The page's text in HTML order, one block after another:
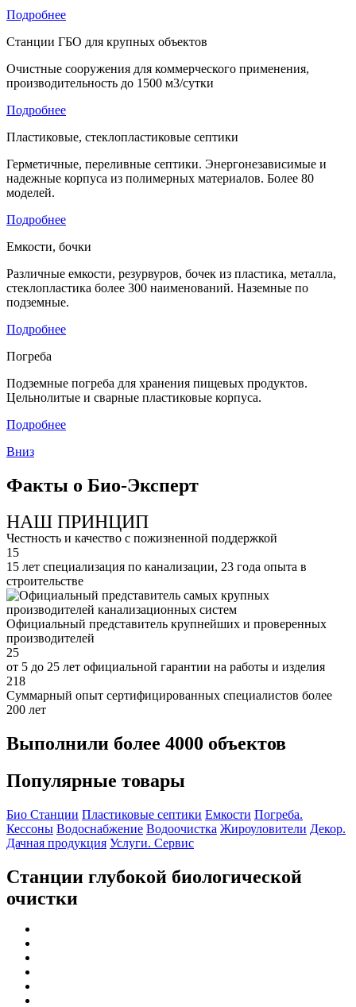
Подробнее
Станции ГБО для крупных объектов
Очистные сооружения для коммерческого применения,
производительность до 1500 м3/сутки
Подробнее
Пластиковые, стеклопластиковые септики
Герметичные, переливные септики. Энергонезависимые и
надежные корпуса из полимерных материалов. Более 80
моделей.
Подробнее
Емкости, бочки
Различные емкости, резурвуров, бочек из пластика, металла,
стеклопластика более 300 наименований. Наземные по
подземные.
Подробнее
Погреба
Подземные погреба для хранения пищевых продуктов.
Цельнолитые и сварные пластиковые корпуса.
Подробнее
Вниз
Факты о Био-Эксперт
НАШ ПРИНЦИП
Честность и качество с пожизненной поддержкой
15
15 лет специализация по канализации, 23 года опыта в
строительстве
Официальный представитель крупнейших и проверенных
производителей
25
от 5 до 25 лет официальной гарантии на работы и изделия
218
Суммарный опыт сертифицированных специалистов более
200 лет
Выполнили более 4000 объектов
Популярные товары
Био Станции Пластиковые септики Емкости Погреба.
Кессоны Водоснабжение Водоочистка Жироуловители Декор.
Дачная продукция Услуги. Сервис
Станции глубокой биологической
очистки